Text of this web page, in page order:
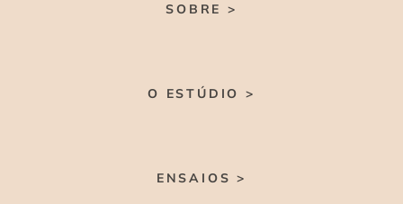
SOBRE >
O ESTÚDIO >
ENSAIOS >